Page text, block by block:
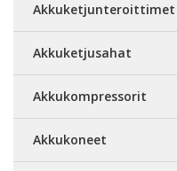
Akkuketjunteroittimet
Akkuketjusahat
Akkukompressorit
Akkukoneet